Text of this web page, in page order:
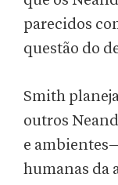
parecidos
questão do
Smith
outros
e
humanas da